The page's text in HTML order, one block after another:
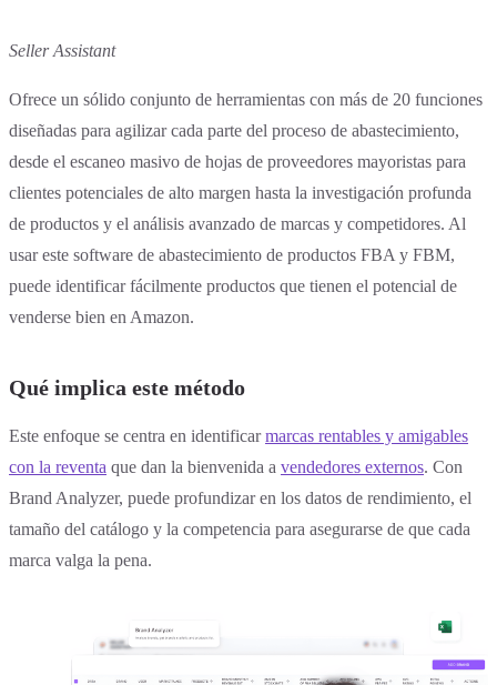
Seller Assistant
Ofrece un sólido conjunto de herramientas con más de 20 funciones
diseñadas para agilizar cada parte del proceso de abastecimiento,
desde el escaneo masivo de hojas de proveedores mayoristas para
clientes potenciales de alto margen hasta la investigación profunda
de productos y el análisis avanzado de marcas y competidores. Al
usar este software de abastecimiento de productos FBA y FBM,
puede identificar fácilmente productos que tienen el potencial de
venderse bien en Amazon.
Qué implica este método
Este enfoque se centra en identificarmarcas rentables y amigables
con la reventa que dan la bienvenida a vendedores externos. Con
Brand Analyzer, puede profundizar en los datos de rendimiento, el
tamaño del catálogo y la competencia para asegurarse de que cada
marca valga la pena.